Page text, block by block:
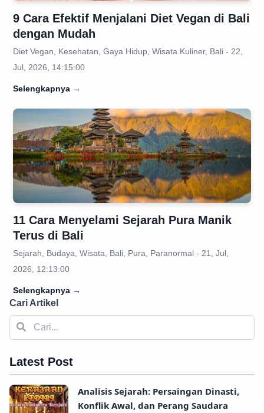
9 Cara Efektif Menjalani Diet Vegan di Bali
dengan Mudah
Diet Vegan, Kesehatan, Gaya Hidup, Wisata Kuliner, Bali - 22,
Jul, 2026, 14:15:00
Selengkapnya →
11 Cara Menyelami Sejarah Pura Manik
Terus di Bali
Sejarah, Budaya, Wisata, Bali, Pura, Paranormal - 21, Jul,
2026, 12:13:00
Selengkapnya →
Cari Artikel
Latest Post
Analisis Sejarah: Persaingan Dinasti,
Konflik Awal, dan Perang Saudara